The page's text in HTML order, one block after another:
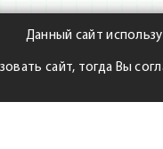
Данный сайт
сайт, тогда Вы